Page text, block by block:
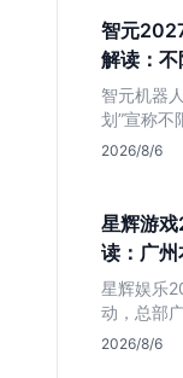
智元
解读：不
吗？
智元机器
划”宣称不
则聚焦具
真等核心
是否值得
硬核项目
2026/8/6
星辉游
读：广州
专业但
星辉娱乐
动，总部
技术、美
2026/8/6